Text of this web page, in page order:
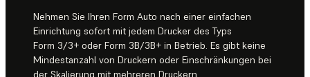
Nehmen Sie Ihren Form Auto nach einer einfachen
Einrichtung sofort mit jedem Drucker des Typs
Form 3/3+ oder Form 3B/3B+ in Betrieb. Es gibt keine
Mindestanzahl von Druckern oder Einschränkungen bei
der Skalierung mit mehreren Druckern.